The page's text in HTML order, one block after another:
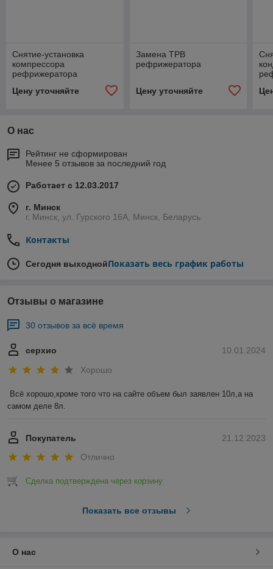
Снятие-установка
компрессора
рефрижератора
Цену уточняйте
Замена ТРВ
рефрижератора
Цену уточняйте
О нас
Рейтинг не сформирован
Менее 5 отзывов за последний год
Работает с 12.03.2017
г. Минск
г. Минск, ул. Гурского 16А, Минск, Беларусь
Контакты
Сегодня выходнойПоказать весь график работы
Отзывы о магазине
30 отзывов за всё время
10.01.2024
серхио
Хорошо
Всё хорошо,кроме того что на сайте объем был заявлен 10л,а на
самом деле 8л.
21.12.2023
Покупатель
Отлично
Сделка подтверждена через корзину
Показать все отзывы
О нас